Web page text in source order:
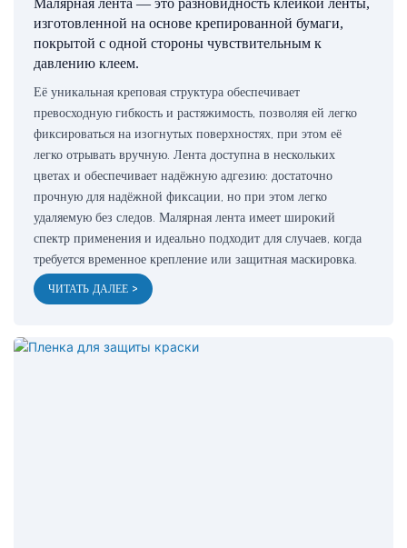
изготовленной на основе крепированной бумаги,
покрытой с одной стороны чувствительным к
давлению клеем.
Её уникальная креповая структура обеспечивает
превосходную гибкость и растяжимость, позволяя ей легко
фиксироваться на изогнутых поверхностях, при этом её
легко отрывать вручную. Лента доступна в нескольких
цветах и ​​обеспечивает надёжную адгезию: достаточно
прочную для надёжной фиксации, но при этом легко
удаляемую без следов. Малярная лента имеет широкий
спектр применения и идеально подходит для случаев, когда
требуется временное крепление или защитная маскировка.
ЧИТАТЬ ДАЛЕЕ >